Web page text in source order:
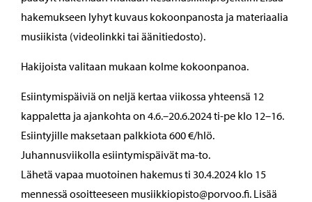
hakemukseen lyhyt kuvaus kokoonpanosta ja materiaalia
musiikista (videolinkki tai äänitiedosto).
Hakijoista valitaan mukaan kolme kokoonpanoa.
Esiintymispäiviä on neljä kertaa viikossa yhteensä 12
kappaletta ja ajankohta on 4.6.–20.6.2024 ti-pe klo 12–16.
Esiintyjille maksetaan palkkiota 600 €/hlö.
Juhannusviikolla esiintymispäivät ma-to.
Lähetä vapaa muotoinen hakemus ti 30.4.2024 klo 15
mennessä osoitteeseen musiikkiopisto@porvoo.fi. Lisää